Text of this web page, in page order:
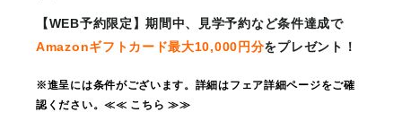
【WEB予約限定】期間中、見学予約など条件達成で
Amazonギフトカード最大10,000円分をプレゼント！
※進呈には条件がございます。詳細はフェア詳細ページをご確
認ください。≪≪ こちら ≫≫